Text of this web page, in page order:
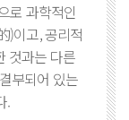
로 과학적인
)이고, 공리적
것과는 다른
부되어 있는
.